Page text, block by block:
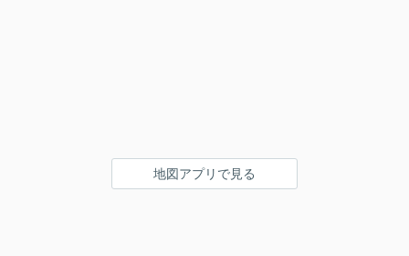
地図アプリで見る